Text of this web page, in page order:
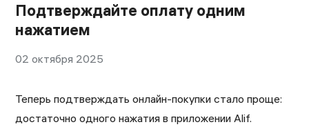
Подтверждайте оплату одним
нажатием
02 октября 2025
Теперь подтверждать онлайн-покупки стало проще:
достаточно одного нажатия в приложении Alif.